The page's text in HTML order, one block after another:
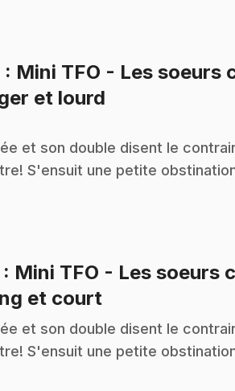
: Mini TFO - Les soeurs
et lourd
et son double disent le
S'ensuit une petite
: Mini TFO - Les soeurs
et court.
et son double disent le
S'ensuit une petite